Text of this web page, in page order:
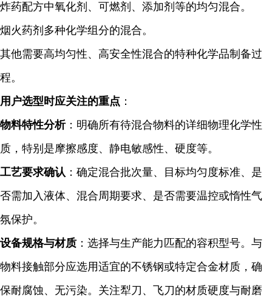
炸药配方中氧化剂、可燃剂、添加剂等的均匀混合。
烟火药剂多种化学组分的混合。
其他需要高均匀性、高安全性混合的特种化学品制备过
程。
用户选型时应关注的重点 ：
物料特性分析：明确所有待混合物料的详细物理化学性
质，特别是摩擦感度、静电敏感性、硬度等。
工艺要求确认 ：确定混合批次量、目标均匀度标准、是
否需加入液体、混合周期要求、是否需要温控或惰性气
氛保护。
设备规格与材质 ：选择与生产能力匹配的容积型号。与
物料接触部分应选用适宜的不锈钢或特定合金材质，确
保耐腐蚀、无污染。关注犁刀、飞刀的材质硬度与耐磨